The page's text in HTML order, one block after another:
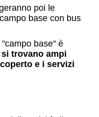
poi le
base con bus
base" è
trovano ampi
e i servizi